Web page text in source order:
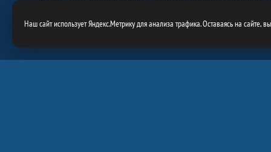
Наш сайт использует Яндекс.Метрику для анализа трафика. Оставаясь на сайте,